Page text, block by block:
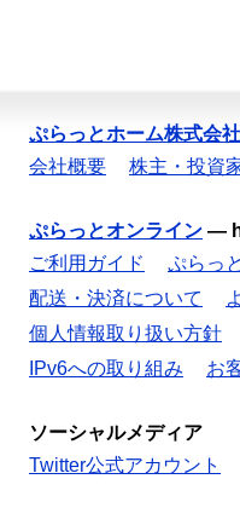
ぷらっとホーム株式会社
会社概要
株主・投資
ぷらっとオンライン —
ご利用ガイド
ぷらっ
配送・決済について
個人情報取り扱い方針
IPv6への取り組み
お
ソーシャルメディア
Twitter公式アカウント